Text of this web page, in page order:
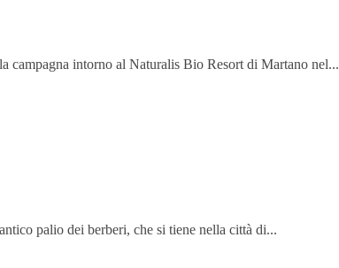
campagna intorno al Naturalis Bio Resort di Martano nel...
palio dei berberi, che si tiene nella città di...